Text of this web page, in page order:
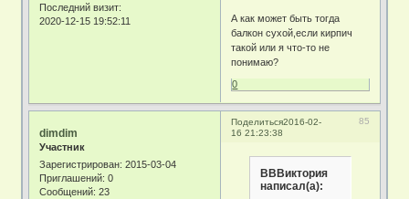
Последний визит:
2020-12-15 19:52:11
А как может быть тогда
балкон сухой,если кирпич
такой или я что-то не
понимаю?
0
Поделиться 85
2016-02-
16 21:23:38
dimdim
Участник
Зарегистрирован: 2015-03-04
Приглашений: 0
Сообщений: 23
ВВВиктория
написал(а):